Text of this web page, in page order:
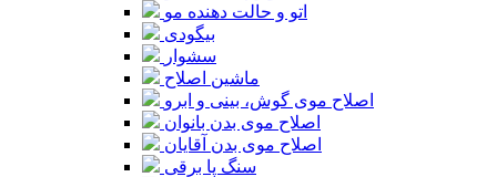
اتو و حالت دهنده مو
بیگودی
سشوار
ماشین اصلاح
اصلاح موی گوش، بینی و ابرو
اصلاح موی بدن بانوان
اصلاح موی بدن آقایان
سنگ پا برقی